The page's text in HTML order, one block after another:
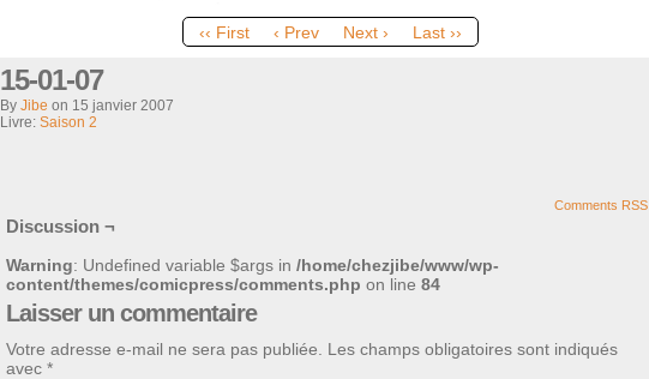
‹‹ First ‹ Prev Next › Last ››
15-01-07
By Jibe on 15 janvier 2007
Livre: Saison 2
Comments RSS
Discussion ¬
Warning: Undefined variable $args in /home/chezjibe/www/wp-
content/themes/comicpress/comments.php on line 84
Laisser un commentaire
Votre adresse e-mail ne sera pas publiée.
Les champs obligatoires sont indiqués
avec *